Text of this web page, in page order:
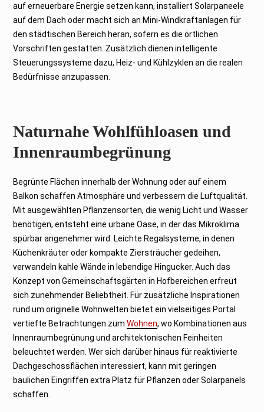
auf erneuerbare Energie setzen kann, installiert Solarpaneele
auf dem Dach oder macht sich an Mini-Windkraftanlagen für
den städtischen Bereich heran, sofern es die örtlichen
Vorschriften gestatten. Zusätzlich dienen intelligente
Steuerungssysteme dazu, Heiz- und Kühlzyklen an die realen
Bedürfnisse anzupassen.
Naturnahe Wohlfühloasen und
Innenraumbegrünung
Begrünte Flächen innerhalb der Wohnung oder auf einem
Balkon schaffen Atmosphäre und verbessern die Luftqualität.
Mit ausgewählten Pflanzensorten, die wenig Licht und Wasser
benötigen, entsteht eine urbane Oase, in der das Mikroklima
spürbar angenehmer wird. Leichte Regalsysteme, in denen
Küchenkräuter oder kompakte Ziersträucher gedeihen,
verwandeln kahle Wände in lebendige Hingucker. Auch das
Konzept von Gemeinschaftsgärten in Hofbereichen erfreut
sich zunehmender Beliebtheit. Für zusätzliche Inspirationen
rund um originelle Wohnwelten bietet ein vielseitiges Portal
vertiefte Betrachtungen zumWohnen, wo Kombinationen aus
Innenraumbegrünung und architektonischen Feinheiten
beleuchtet werden. Wer sich darüber hinaus für reaktivierte
Dachgeschossflächen interessiert, kann mit geringen
baulichen Eingriffen extra Platz für Pflanzen oder Solarpanels
schaffen.